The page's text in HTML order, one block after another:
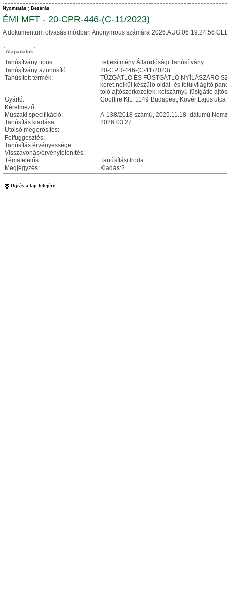
Nyomtatás Bezárás
ÉMI MFT - 20-CPR-446-(C-11/2023)
A dokumentum olvasás módban Anonymous számára 2026.AUG.06 19:24:56
Alapadatok
Tanúsítvány típus:
Teljesítmény Állandósági Tanúsítvány
Tanúsítvány azonosító:
20-CPR-446-(C-11/2023)
Tanúsított termék:
TŰZGÁTLÓ ÉS FÜSTGÁTLÓ NYÍLÁSZÁRÓ
keret nélkül készülő oldal- és felülvilágító
toló ajtószerkezetek, kétszárnyú füstgátló
Gyártó:
Coolfire Kft., 1149 Budapest, Kövér Lajos
Kérelmező:
Műszaki specifikáció:
A-138/2018 számú, 2025.11.18. dátumú
Tanúsítás kiadása:
2026.03.27
Utolsó megerősítés:
Felfüggesztés:
Tanúsítás érvényessége:
Visszavonás/érvénytelenítés:
Témafelelős:
Tanúsítási Iroda
Megjegyzés:
Kiadás:2.
Ugrás a lap tetejére